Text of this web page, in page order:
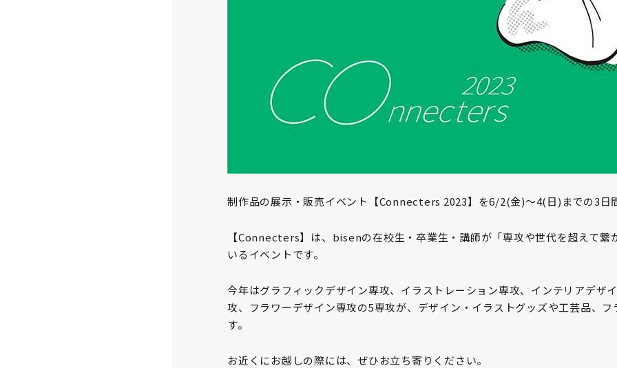
制作品の展示・販売イベント【Connecters 2023】を6/2(金)～4(日)までの3日
【Connecters】は、bisenの在校生・卒業生・講師が「専攻や世代を超えて
いるイベントです。
今年はグラフィックデザイン専攻、イラストレーション専攻、インテリアデザ
攻、フラワーデザイン専攻の5専攻が、デザイン・イラストグッズや工芸品、
す。
お近くにお越しの際には、ぜひお立ち寄りください。